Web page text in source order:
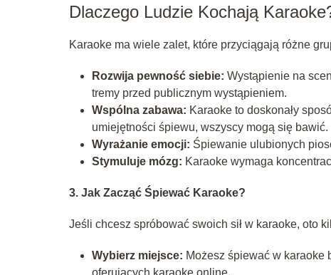
Dlaczego Ludzie Kochają
Karaoke ma wiele zalet, które przyciągają różne
Rozwija pewność siebie: Wystąpienie na
tremy przed publicznym wystąpieniem.
Wspólna zabawa: Karaoke to doskonały
umiejętności śpiewu, wszyscy mogą się bawić.
Wyrażanie emocji: Śpiewanie ulubionych
Stymuluje mózg: Karaoke wymaga
3. Jak Zacząć Śpiewać Karaoke?
Jeśli chcesz spróbować swoich sił w karaoke, oto
Wybierz miejsce: Możesz śpiewać w karaoke
oferujących karaoke online.